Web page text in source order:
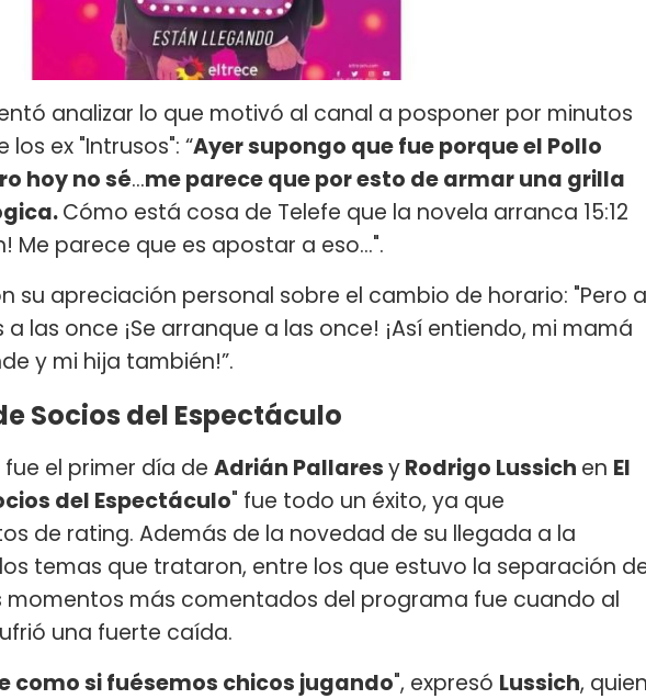
analizar lo que motivó al canal a posponer por minutos
ex "Intrusos": “Ayer supongo que fue porque el Pollo
hoy no sé…me parece que por esto de armar una grilla
Cómo está cosa de Telefe que la novela arranca 15:12
Me parece que es apostar a eso...".
su apreciación personal sobre el cambio de horario: "Pero a
las once ¡Se arranque a las once! ¡Así entiendo, mi mamá
y mi hija también!”.
Socios del Espectáculo
el primer día de Adrián PallaresyRodrigo Lussich en El
del Espectáculo" fue todo un éxito, ya que
de rating. Además de la novedad de su llegada a la
temas que trataron, entre los que estuvo la separación
momentos más comentados del programa fue cuando al
una fuerte caída.
como si fuésemos chicos jugando", expresó Lussich,